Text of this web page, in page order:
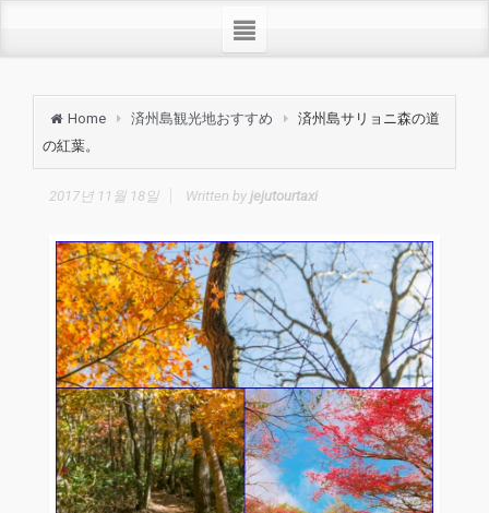
Home 済州島観光地おすすめ
済州島サリョニ森の道
の紅葉。
2017년 11월 18일 Written by jejutourtaxi